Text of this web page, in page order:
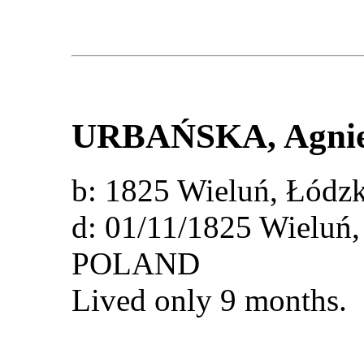
URBAŃSKA,
b: 1825 Wieluń,
d: 01/11/1825
POLAND
Lived only 9 months.